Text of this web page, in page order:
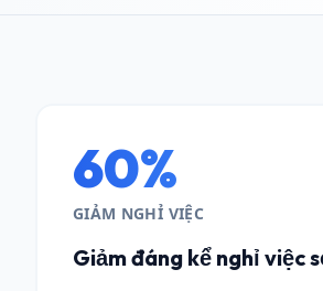
60%
GIẢM NGHỈ VIỆC
Giảm đáng kể nghỉ việc